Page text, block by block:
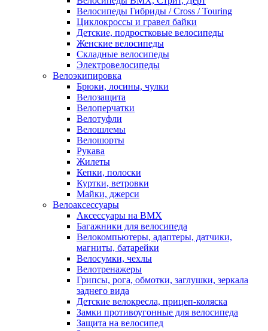
Велосипеды Гибриды / Cross / Touring
Циклокроссы и гравел байки
Детские, подростковые велосипеды
Женские велосипеды
Складные велосипеды
Электровелосипеды
Велоэкипировка
Брюки, лосины, чулки
Велозащита
Велоперчатки
Велотуфли
Велошлемы
Велошорты
Рукава
Жилеты
Кепки, полоски
Куртки, ветровки
Майки, джерси
Велоаксессуары
Аксессуары на BMX
Багажники для велосипеда
Велокомпьютеры, адаптеры, датчики,
магниты, батарейки
Велосумки, чехлы
Велотренажеры
Грипсы, рога, обмотки, заглушки, зеркала
заднего вида
Детские велокресла, прицеп-коляска
Замки противоугонные для велосипеда
Защита на велосипед